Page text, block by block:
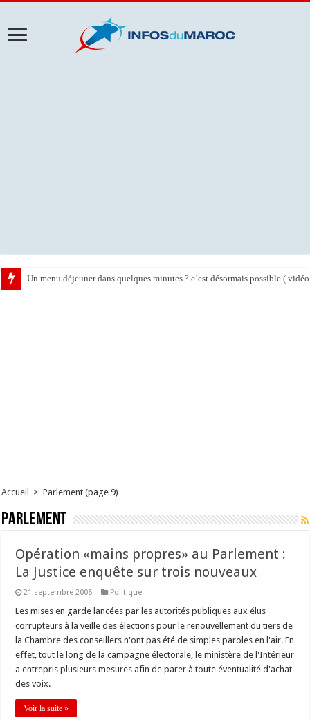
Un menu déjeuner dans quelques minutes ? c’est désormais possible (
Accueil > Parlement (page 9)
Parlement
Opération «mains propres» au Parlement :
La Justice enquête sur trois nouveaux
21 septembre 2006 Politique
Les mises en garde lancées par les autorités publiques aux élus
corrupteurs à la veille des élections pour le renouvellement du tiers de
la Chambre des conseillers n'ont pas été de simples paroles en l'air. En
effet, tout le long de la campagne électorale, le ministère de l'Intérieur
a entrepris plusieurs mesures afin de parer à toute éventualité d'achat
des voix.
Voir la suite »